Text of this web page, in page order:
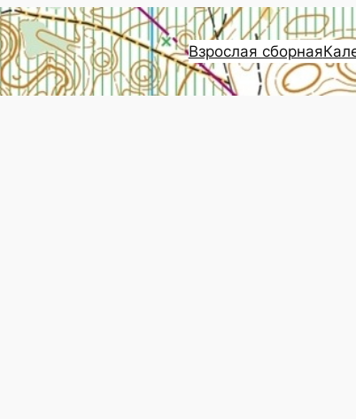
Взрослая сборная